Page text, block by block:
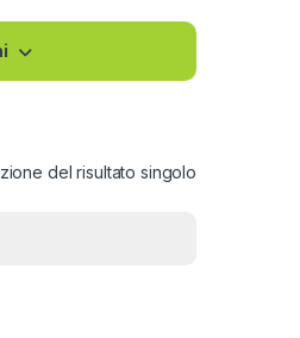
del risultato singolo